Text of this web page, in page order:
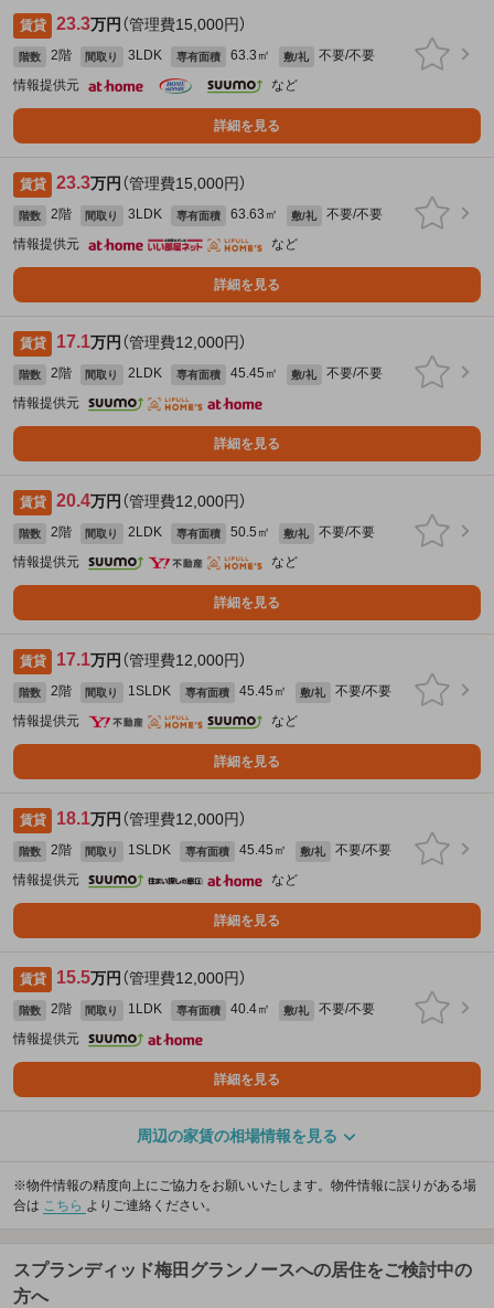
賃貸 23.3万円 （管理費15,000円）
階数 2階 間取り 3LDK 専有面積 63.3㎡ 敷/礼
不要/不要
情報提供元
など
詳細を見る
賃貸 23.3万円 （管理費15,000円）
階数 2階 間取り 3LDK 専有面積 63.63㎡ 敷/礼
不要/不要
情報提供元
など
詳細を見る
賃貸 17.1万円 （管理費12,000円）
階数 2階 間取り 2LDK 専有面積 45.45㎡ 敷/礼
不要/不要
情報提供元
詳細を見る
賃貸 20.4万円 （管理費12,000円）
階数 2階 間取り 2LDK 専有面積 50.5㎡ 敷/礼
不要/不要
情報提供元
など
詳細を見る
賃貸 17.1万円 （管理費12,000円）
階数 2階 間取り 1SLDK 専有面積 45.45㎡ 敷/礼
不要/不要
情報提供元
など
詳細を見る
賃貸 18.1万円 （管理費12,000円）
階数 2階 間取り 1SLDK 専有面積 45.45㎡ 敷/礼
不要/不要
情報提供元
など
詳細を見る
賃貸 15.5万円 （管理費12,000円）
階数 2階 間取り 1LDK 専有面積 40.4㎡ 敷/礼
不要/不要
情報提供元
詳細を見る
周辺の家賃の相場情報を見る
※物件情報の精度向上にご協力をお願いいたします。物件情報に誤りがある場
合は こちら よりご連絡ください。
スプランディッド梅田グランノースへの居住をご検討中の
方へ